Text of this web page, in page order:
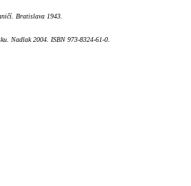
Bratislava 1943.
Nadlak 2004. ISBN 973-8324-61-0.